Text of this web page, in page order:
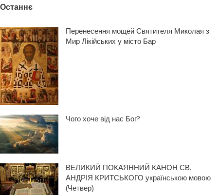
Останнє
Перенесення мощей Святителя Миколая з
Мир Лікійських у місто Бар
Чого хоче від нас Бог?
ВЕЛИКИЙ ПОКАЯННИЙ КАНОН СВ.
АНДРІЯ КРИТСЬКОГО українською мовою
(Четвер)